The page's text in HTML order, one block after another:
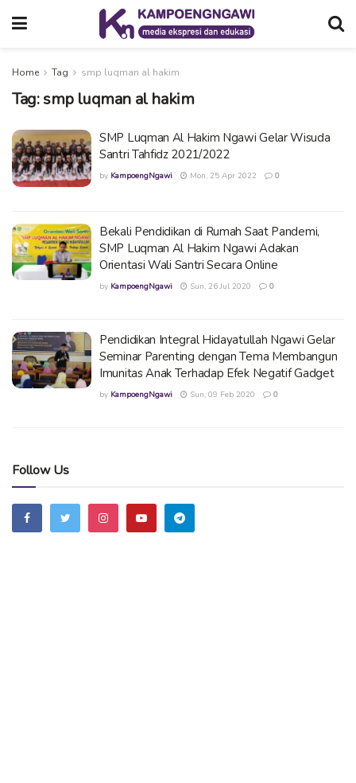
Home Tag smp luqman al hakim
Tag:smp luqman al hakim
SMP Luqman Al Hakim Ngawi Gelar Wisuda
Santri Tahfidz 2021/2022
by KampoengNgawi Mon, 25 Apr 2022 0
Bekali Pendidikan di Rumah Saat Pandemi,
SMP Luqman Al Hakim Ngawi Adakan
Orientasi Wali Santri Secara Online
by KampoengNgawi Sun, 26 Jul 2020 0
Pendidikan Integral Hidayatullah Ngawi Gelar
Seminar Parenting dengan Tema Membangun
Imunitas Anak Terhadap Efek Negatif Gadget
by KampoengNgawi Sun, 09 Feb 2020 0
Follow Us